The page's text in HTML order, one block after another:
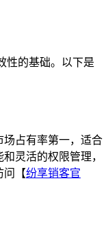
性的基础。以下是
占有率第一，适合
灵活的权限管理，
问【纷享销客官